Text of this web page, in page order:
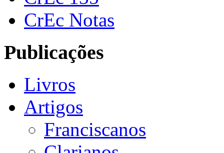
CrEc Notas
Publicações
Livros
Artigos
Franciscanos